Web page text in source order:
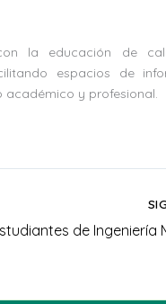
con la educación de
espacios de
académico y profesional.